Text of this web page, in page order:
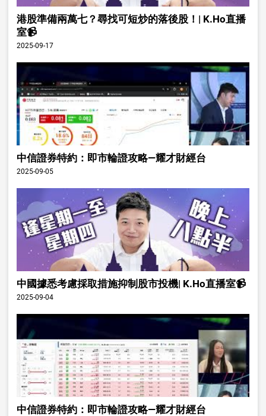
港股準備兩萬七？尋找可短炒的落後股！| K.Ho直播
室📹
2025-09-17
中信證券特約：即市輪證攻略—耀才財經台
2025-09-05
中國據悉考慮採取措施抑制股市投機| K.Ho直播室📹
2025-09-04
中信證券特約：即市輪證攻略—耀才財經台